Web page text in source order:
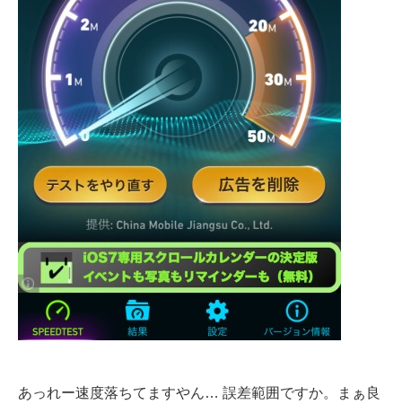
あっれー速度落ちてますやん… 誤差範囲ですか。まぁ良